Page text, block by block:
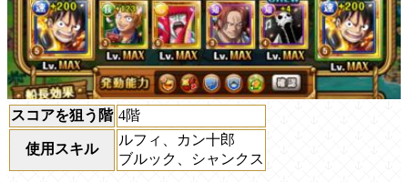
スコアを狙う階 4階
使用スキル
ルフィ、カン十郎
ブルック、シャンクス